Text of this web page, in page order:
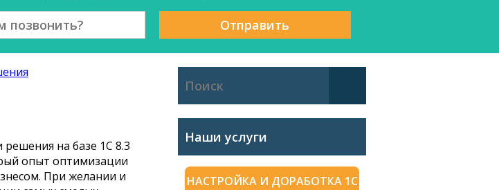
Отправить
на базе 1С 8.3
опыт оптимизации
При желании и
Наши услуги
НАСТРОЙКА И ДОРАБОТКА 1С